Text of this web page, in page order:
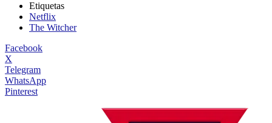
Etiquetas
Netflix
The Witcher
Facebook
X
Telegram
WhatsApp
Pinterest